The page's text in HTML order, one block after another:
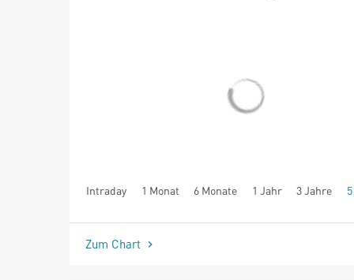
Intraday 1 Monat 6 Monate 1 Jahr 3 Jahre
seit Beginn
Zum Chart